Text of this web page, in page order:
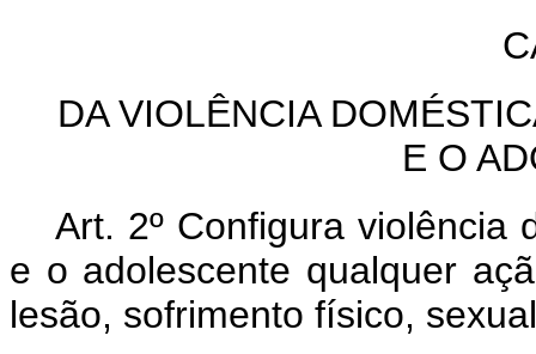
DA VIOLÊNCIA
E O
Art. 2º Configura violência
e o adolescente qualquer
lesão, sofrimento físico,